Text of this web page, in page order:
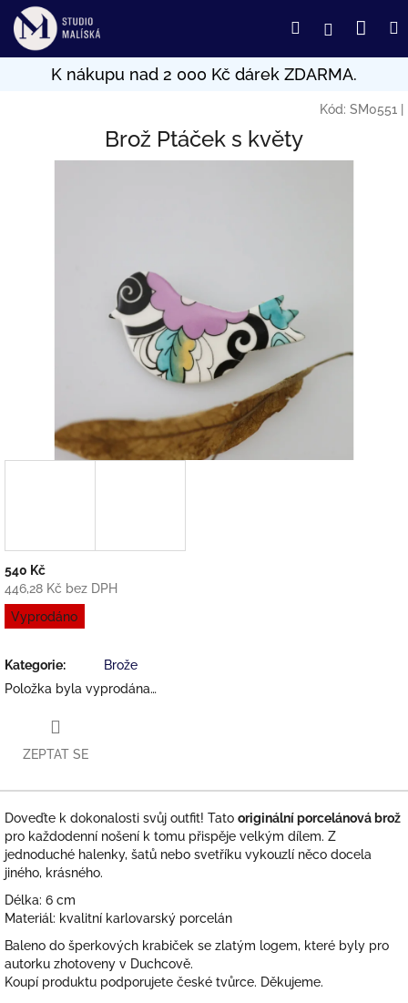
Přejít
obsah
HledatPřihlášení
Kód: SM0551
Brož Ptáček s květy
540 Kč
446,28 Kč bez DPH
Měrná
cena:
Vyprodáno
Kategorie:
Brože
Položka byla vyprodána…
ZEPTAT SE
Doveďte k dokonalosti svůj outfit! Tato originální porcelánová brož
pro každodenní nošení k tomu přispěje velkým dílem. Z
jednoduché halenky, šatů nebo svetříku vykouzlí něco docela
jiného, krásného.
Délka: 6 cm
Materiál: kvalitní karlovarský porcelán
Baleno do šperkových krabiček se zlatým logem, které byly pro
autorku zhotoveny v Duchcově.
Koupí produktu podporujete české tvůrce. Děkujeme.